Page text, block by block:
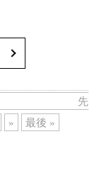
先
» 最後 »